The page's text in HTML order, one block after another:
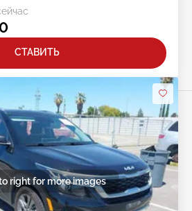
СТАВИТЬ
right for more images